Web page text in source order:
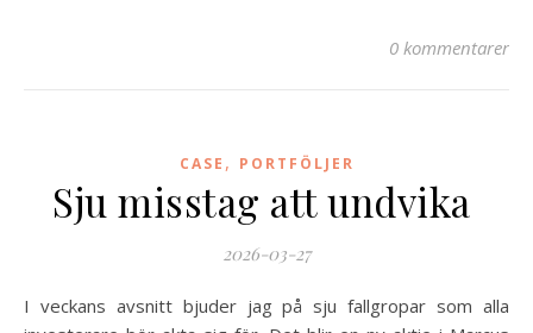
0 kommentarer
CASE , PORTFÖLJER
Sju misstag att undvika
2026-03-27
I veckans avsnitt bjuder jag på sju fallgropar som alla